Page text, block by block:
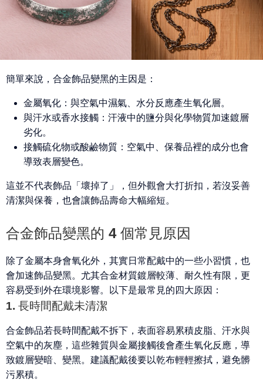
簡單來說，合金飾品變黑的主因是：
金屬氧化： 與空氣中濕氣、水分反應產生氧化層。
與汗水或香水接觸： 汗液中的鹽分與化學物質加速鍍層
劣化。
接觸硫化物或酸鹼物質： 空氣中、保養品裡的成分也會
導致表層變色。
這並不代表飾品「壞掉了」，但外觀會大打折扣，若沒妥善
清潔與保養，也會讓飾品壽命大幅縮短。
合金飾品變黑的 4 個常見原因
除了金屬本身會氧化外，其實日常配戴中的一些小習慣，也
會加速飾品變黑。尤其合金材質鍍層較薄、耐久性有限，更
容易受到外在環境影響。以下是最常見的四大原因：
1. 長時間配戴未清潔
合金飾品若長時間配戴不拆下，表面容易累積皮脂、汗水與
空氣中的灰塵，這些雜質與金屬接觸後會產生氧化反應，導
致鍍層變暗、變黑。建議配戴後要以乾布輕輕擦拭，避免髒
污累積。